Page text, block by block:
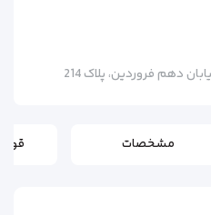
دهم فروردین، پلاک 214
مشخصات